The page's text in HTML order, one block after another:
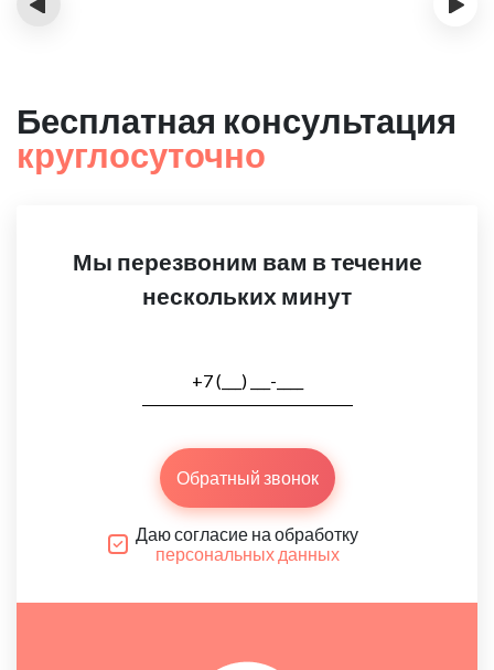
Бесплатная консультация
круглосуточно
Мы перезвоним вам в течение
нескольких минут
Обратный звонок
Даю согласие на обработку
персональных данных